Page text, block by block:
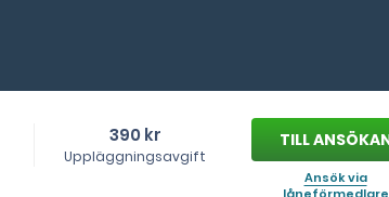
390 kr
Uppläggningsavgift
Ansök via